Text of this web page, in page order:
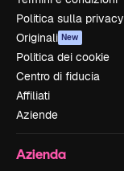
Politica sulla privacy
Originali New
Politica dei cookie
Centro di fiducia
Affiliati
Aziende
Azienda